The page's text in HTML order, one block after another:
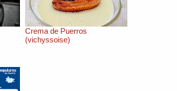
Crema de Puerros
(vichyssoise)